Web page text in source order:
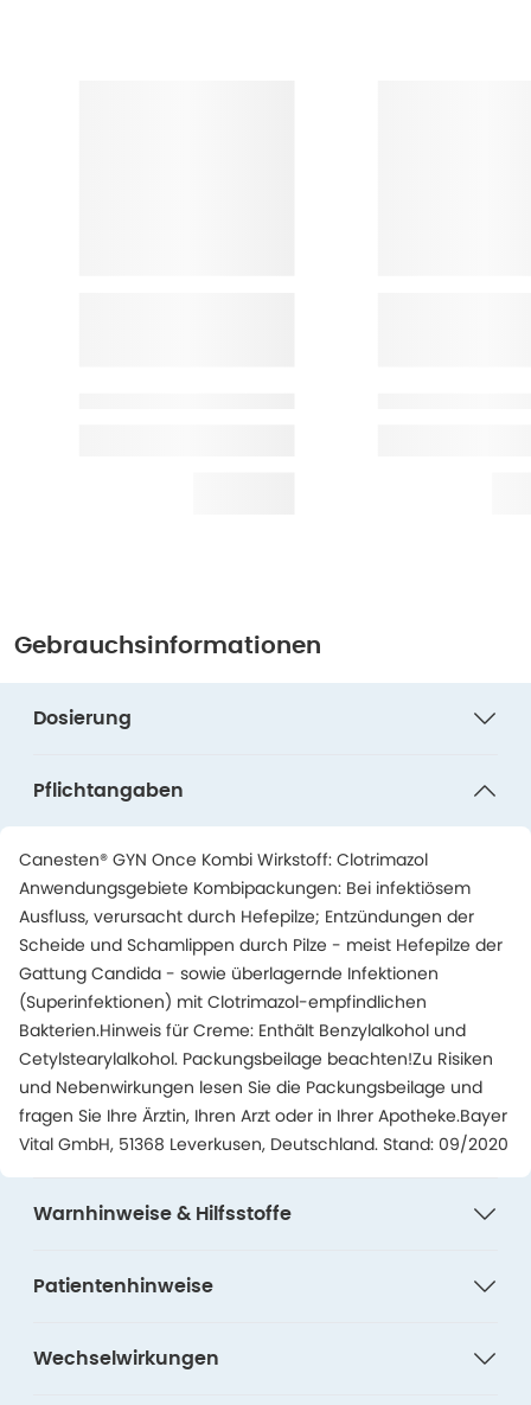
Gebrauchsinformationen
Dosierung
Pflichtangaben
Canesten® GYN Once Kombi Wirkstoff: Clotrimazol
Anwendungsgebiete Kombipackungen: Bei infektiösem
Ausfluss, verursacht durch Hefepilze; Entzündungen der
Scheide und Schamlippen durch Pilze - meist Hefepilze der
Gattung Candida - sowie überlagernde Infektionen
(Superinfektionen) mit Clotrimazol-empfindlichen
Bakterien.Hinweis für Creme: Enthält Benzylalkohol und
Cetylstearylalkohol. Packungsbeilage beachten!Zu Risiken
und Nebenwirkungen lesen Sie die Packungsbeilage und
fragen Sie Ihre Ärztin, Ihren Arzt oder in Ihrer Apotheke.Bayer
Vital GmbH, 51368 Leverkusen, Deutschland. Stand: 09/2020
Warnhinweise & Hilfsstoffe
Patientenhinweise
Wechselwirkungen